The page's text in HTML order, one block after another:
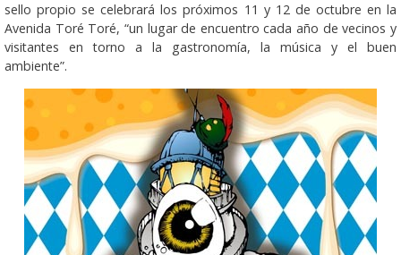
sello propio se celebrará los próximos 11 y 12 de octubre en la
Avenida Toré Toré, “un lugar de encuentro cada año de vecinos y
visitantes en torno a la gastronomía, la música y el buen
ambiente”.